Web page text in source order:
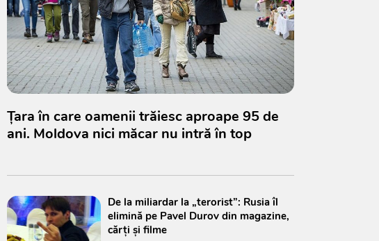
Țara în care oamenii trăiesc aproape 95 de
ani. Moldova nici măcar nu intră în top
De la miliardar la „terorist”: Rusia îl
elimină pe Pavel Durov din magazine,
cărți și filme